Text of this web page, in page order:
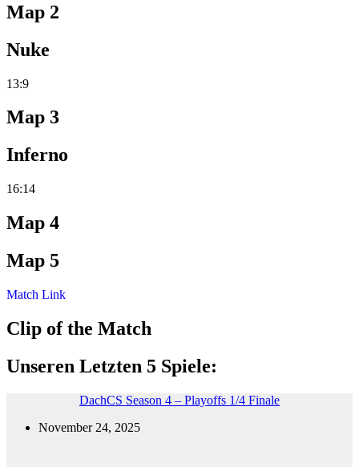
Map 2
Nuke
13:9
Map 3
Inferno
16:14
Map 4
Map 5
Match Link
Clip of the Match
Unseren Letzten 5 Spiele:
DachCS Season 4 – Playoffs 1/4 Finale
November 24, 2025